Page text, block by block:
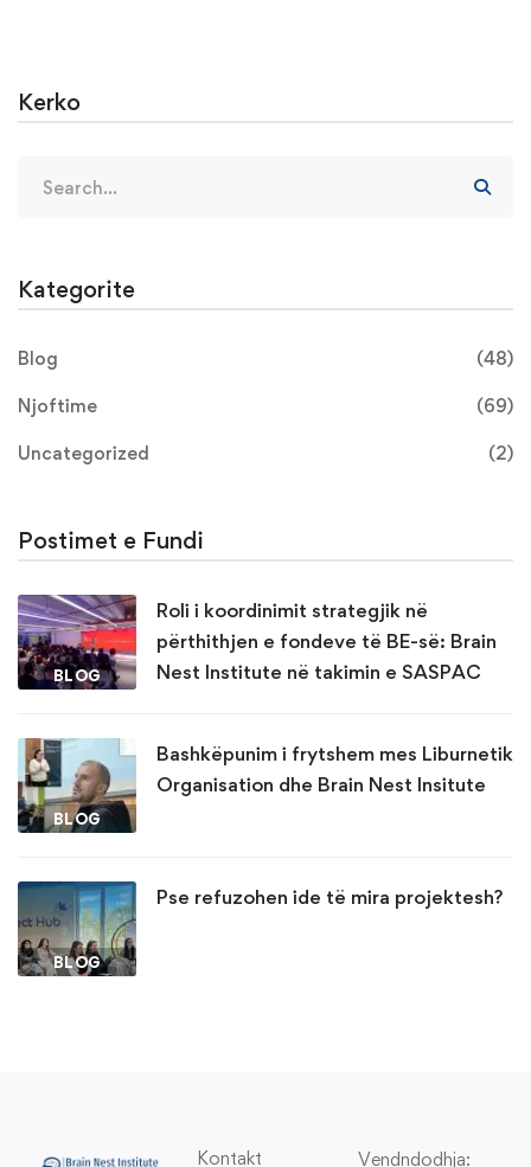
Kerko
Kategorite
Blog (48)
Njoftime (69)
Uncategorized (2)
Postimet e Fundi
BLOG
Roli i koordinimit strategjik në
përthithjen e fondeve të BE-së: Brain
Nest Institute në takimin e SASPAC
BLOG
Bashkëpunim i frytshem mes Liburnetik
Organisation dhe Brain Nest Insitute
BLOG
Pse refuzohen ide të mira projektesh?
Kontakt Vendndodhja: